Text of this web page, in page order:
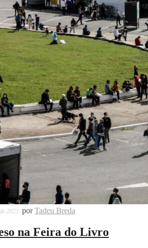
2023 porTadeu Breda
na Feira do Livro